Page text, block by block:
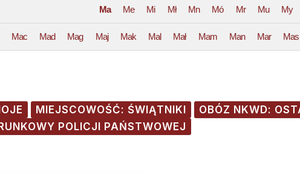
Ma Me Mi Mł Mn Mó Mr Mu My
Mac Mad Mag Maj Mak Mal Mał Mam Man Mar Mas
MIEJSCOWOŚĆ: ŚWIĄTNIKI OBÓZ NKWD:
POLICJI PAŃSTWOWEJ